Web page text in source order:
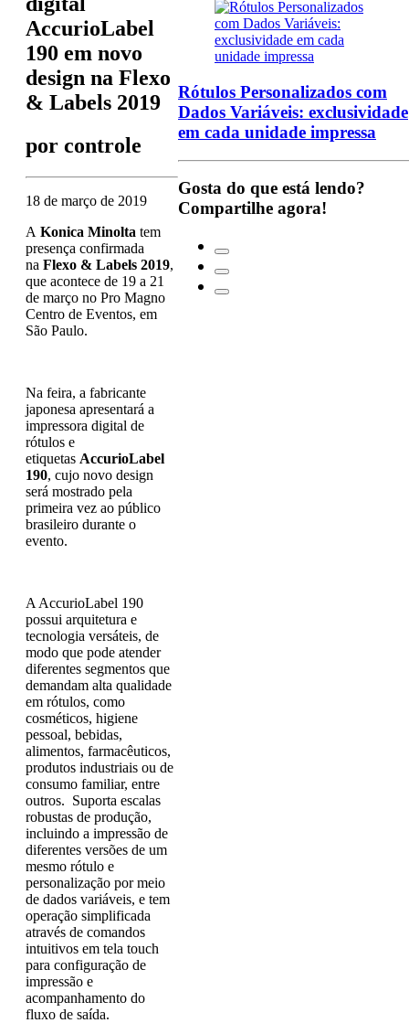
AccurioLabel
190 em novo
design na Flexo
& Labels 2019
por controle
18 de março de 2019
A Konica Minolta tem
presença confirmada
na Flexo & Labels 2019,
que acontece de 19 a 21
de março no Pro Magno
Centro de Eventos, em
São Paulo.
Na feira, a fabricante
japonesa apresentará a
impressora digital de
rótulos e
etiquetas AccurioLabel
190, cujo novo design
será mostrado pela
primeira vez ao público
brasileiro durante o
evento.
A AccurioLabel 190
possui arquitetura e
tecnologia versáteis, de
modo que pode atender
diferentes segmentos que
demandam alta qualidade
em rótulos, como
cosméticos, higiene
pessoal, bebidas,
alimentos, farmacêuticos,
produtos industriais ou de
consumo familiar, entre
outros. Suporta escalas
robustas de produção,
incluindo a impressão de
diferentes versões de um
mesmo rótulo e
personalização por meio
de dados variáveis, e tem
operação simplificada
através de comandos
intuitivos em tela touch
para configuração de
impressão e
acompanhamento do
fluxo de saída.
Rótulos Personalizados com
Dados Variáveis: exclusividade
em cada unidade impressa
Gosta do que está lendo?
Compartilhe agora!